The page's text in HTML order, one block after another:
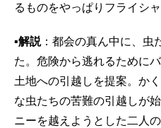
るものをやっぱりフライシ
▪解説：都会の真ん中に、虫
た。危険から逃れるために
土地への引越しを提案。か
な虫たちの苦難の引越しが
ニーを越えようとした二人